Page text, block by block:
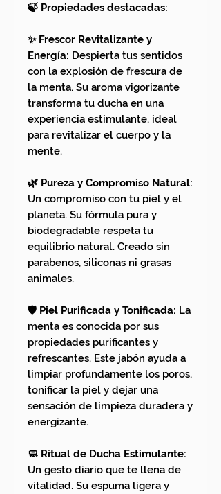
🍃 Propiedades destacadas:
✨ Frescor Revitalizante y
Energía: Despierta tus sentidos
con la explosión de frescura de
la menta. Su aroma vigorizante
transforma tu ducha en una
experiencia estimulante, ideal
para revitalizar el cuerpo y la
mente.
🌿 Pureza y Compromiso Natural:
Un compromiso con tu piel y el
planeta. Su fórmula pura y
biodegradable respeta tu
equilibrio natural. Creado sin
parabenos, siliconas ni grasas
animales.
🛡️ Piel Purificada y Tonificada: La
menta es conocida por sus
propiedades purificantes y
refrescantes. Este jabón ayuda a
limpiar profundamente los poros,
tonificar la piel y dejar una
sensación de limpieza duradera y
energizante.
🧼 Ritual de Ducha Estimulante:
Un gesto diario que te llena de
vitalidad. Su espuma ligera y